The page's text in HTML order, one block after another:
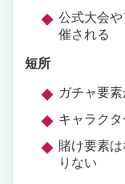
公式大会
催される
短所
ガチャ要
キャラク
賭け要素
りない